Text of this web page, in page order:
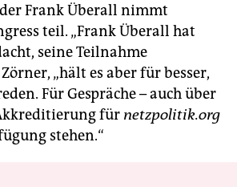
Frank Überall nimmt
teil. „Frank Überall hat
seine Teilnahme
„hält es aber für besser,
Für Gespräche – auch über
für netzpolitik.org
stehen.“